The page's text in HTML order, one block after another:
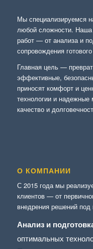
Мы специализируемся
любой сложности.
работ — от анализа и
сопровождения
Главная цель —
эффективные,
приносят комфорт и
технологии и надежные
качество и
О КОМПАНИИ
С 2015 года мы
клиентов — от
внедрения решений
Анализ и
оптимальных